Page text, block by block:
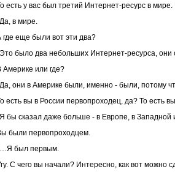
есть у вас был третий Интернет-ресурс в
Да, в мире.
где еще были вот эти два?
Это было два небольших Интернет-ресурса, они
Америке или где?
Да, они в Америке были, именно - были, потому
есть вы в России первопроходец, да? То есть
Я бы сказал даже больше - в Европе, в Западной
были первопроходцем.
…Я был первым.
С чего вы начали? Интересно, как вот можно